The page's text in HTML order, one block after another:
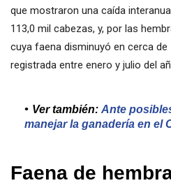
que mostraron una caída
113,0 mil cabezas, y, por las
cuya faena disminuyó en cerca de
registrada entre enero y julio del
Ver también: Ante
manejar la ganadería en el
Faena de